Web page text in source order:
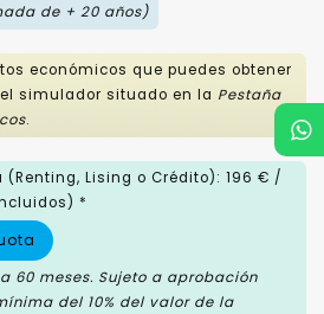
de + 20 años)
económicos que puedes obtener
simulador situado en la Pestaña
.
Lising o Crédito): 196 € /
*
60 meses. Sujeto a aprobación
del 10% del valor de la